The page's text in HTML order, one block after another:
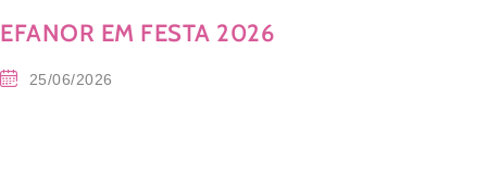
EFANOR EM FESTA 2026
25/06/2026